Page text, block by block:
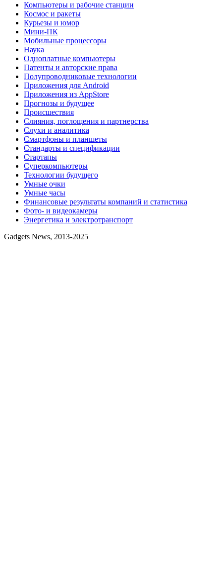
Компьютеры и рабочие станции
Космос и ракеты
Курьезы и юмор
Мини-ПК
Мобильные процессоры
Наука
Одноплатные компьютеры
Патенты и авторские права
Полупроводниковые технологии
Приложения для Android
Приложения из AppStore
Прогнозы и будущее
Происшествия
Слияния, поглощения и партнерства
Слухи и аналитика
Смартфоны и планшеты
Стандарты и спецификации
Стартапы
Суперкомпьютеры
Технологии будущего
Умные очки
Умные часы
Финансовые результаты компаний и статистика
Фото- и видеокамеры
Энергетика и электротранспорт
Gadgets News, 2013-2025